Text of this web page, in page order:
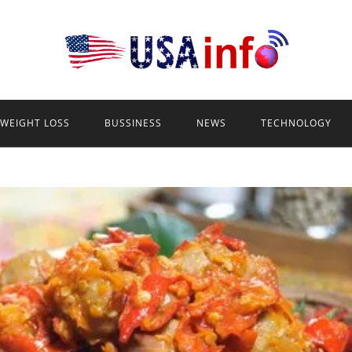
WEIGHT LOSS BUSSINESS NEWS TECHNOLOGY